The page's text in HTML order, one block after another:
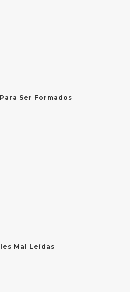
Ser Formados
Mal Leídas